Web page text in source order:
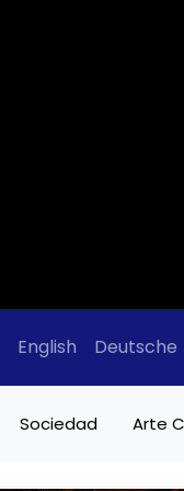
English Deutsche
Sociedad Arte